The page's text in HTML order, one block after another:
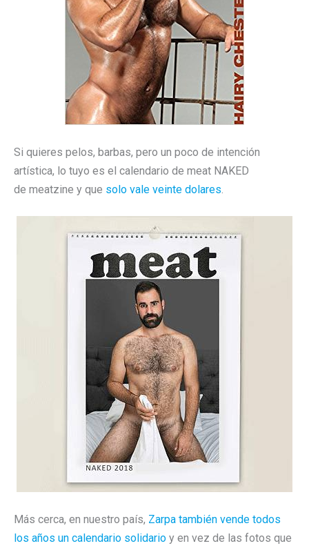
Si quieres pelos, barbas, pero un poco de intención
artística, lo tuyo es el calendario de meat NAKED
de meatzine y que solo vale veinte dolares
Más cerca, en nuestro país, Zarpa también vende todos
los años un calendario solidario y en vez de las fotos que